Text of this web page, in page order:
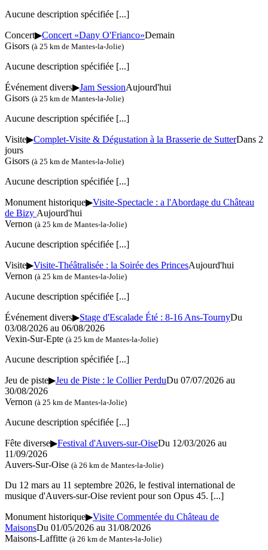
Aucune description spécifiée [...]
Concert▶Concert «Dany O'Frianco»Demain
Gisors (à 25 km de Mantes-la-Jolie)
Aucune description spécifiée [...]
Événement divers▶Jam SessionAujourd'hui
Gisors (à 25 km de Mantes-la-Jolie)
Aucune description spécifiée [...]
Visite▶Complet-Visite & Dégustation à la Brasserie de SutterDans 2
jours
Gisors (à 25 km de Mantes-la-Jolie)
Aucune description spécifiée [...]
Monument historique▶Visite-Spectacle : a l'Abordage du Château
de Bizy Aujourd'hui
Vernon (à 25 km de Mantes-la-Jolie)
Aucune description spécifiée [...]
Visite▶Visite-Théâtralisée : la Soirée des PrincesAujourd'hui
Vernon (à 25 km de Mantes-la-Jolie)
Aucune description spécifiée [...]
Événement divers▶Stage d'Escalade Été : 8-16 Ans-TournyDu
03/08/2026 au 06/08/2026
Vexin-Sur-Epte (à 25 km de Mantes-la-Jolie)
Aucune description spécifiée [...]
Jeu de piste▶Jeu de Piste : le Collier PerduDu 07/07/2026 au
30/08/2026
Vernon (à 25 km de Mantes-la-Jolie)
Aucune description spécifiée [...]
Fête diverse▶Festival d'Auvers-sur-OiseDu 12/03/2026 au
11/09/2026
Auvers-Sur-Oise (à 26 km de Mantes-la-Jolie)
Du 12 mars au 11 septembre 2026, le festival international de
musique d'Auvers-sur-Oise revient pour son Opus 45. [...]
Monument historique▶Visite Commentée du Château de
MaisonsDu 01/05/2026 au 31/08/2026
Maisons-Laffitte (à 26 km de Mantes-la-Jolie)